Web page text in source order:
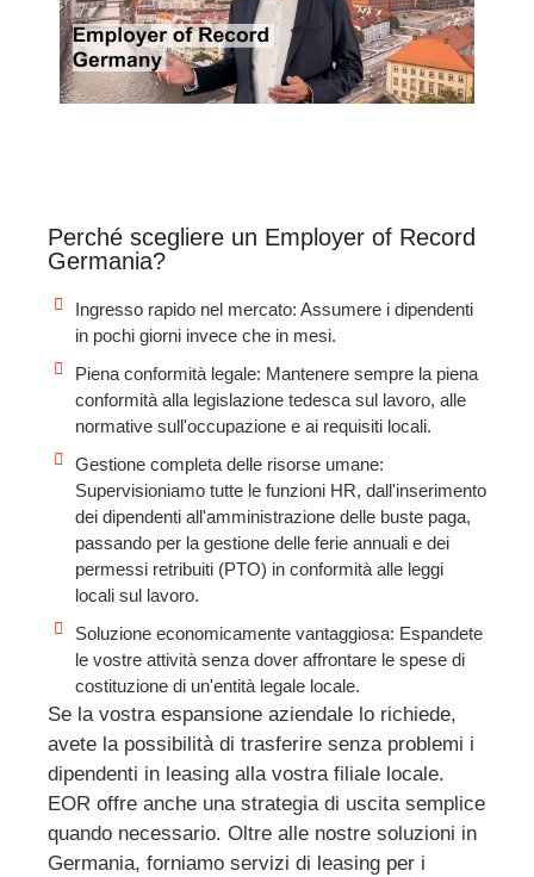
Perché scegliere un Employer of Record
Germania?
Ingresso rapido nel mercato: Assumere i dipendenti
in pochi giorni invece che in mesi.
Piena conformità legale: Mantenere sempre la piena
conformità alla legislazione tedesca sul lavoro, alle
normative sull'occupazione e ai requisiti locali.
Gestione completa delle risorse umane:
Supervisioniamo tutte le funzioni HR, dall'inserimento
dei dipendenti all'amministrazione delle buste paga,
passando per la gestione delle ferie annuali e dei
permessi retribuiti (PTO) in conformità alle leggi
locali sul lavoro.
Soluzione economicamente vantaggiosa: Espandete
le vostre attività senza dover affrontare le spese di
costituzione di un'entità legale locale.
Se la vostra espansione aziendale lo richiede,
avete la possibilità di trasferire senza problemi i
dipendenti in leasing alla vostra filiale locale.
EOR offre anche una strategia di uscita semplice
quando necessario. Oltre alle nostre soluzioni in
Germania, forniamo servizi di leasing per i